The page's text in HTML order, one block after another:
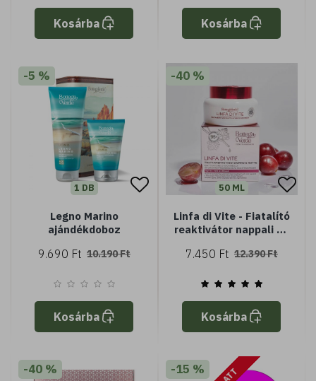
Kosárba Kosárba
-5 %
1 DB
Legno Marino
ajándékdoboz
9.690 Ft 10.190 Ft
Kosárba
-40 %
50 ML
Linfa di Vite - Fiatalító
reaktivátor nappali és
szőlőnedvvel és
fitokomplexszel -
7.450 Ft 12.390 Ft
Kosárba
-40 % -15 %